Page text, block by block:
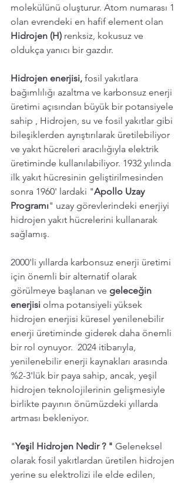
molekülünü oluşturur. Atom numarası 1
olan evrendeki en hafif element olan
Hidrojen (H) renksiz, kokusuz ve
oldukça yanıcı bir gazdır.
Hidrojen enerjisi, fosil yakıtlara
bağımlılığı azaltma ve karbonsuz enerji
üretimi açısından büyük bir potansiyele
sahip , Hidrojen, su ve fosil yakıtlar gibi
bileşiklerden ayrıştırılarak üretilebiliyor
ve yakıt hücreleri aracılığıyla elektrik
üretiminde kullanılabiliyor. 1932 yılında
ilk yakıt hücresinin geliştirilmesinden
sonra 1960' lardaki "Apollo Uzay
Programı" uzay görevlerindeki enerjiyi
hidrojen yakıt hücrelerini kullanarak
sağlamış.
2000'li yıllarda karbonsuz enerji üretimi
için önemli bir alternatif olarak
görülmeye başlanan ve geleceğin
enerjisi olma potansiyeli yüksek
hidrojen enerjisi küresel yenilenebilir
enerji üretiminde giderek daha önemli
bir rol oynuyor.  2024 itibarıyla,
yenilenebilir enerji kaynakları arasında
%2-3'lük bir paya sahip, ancak, yeşil
hidrojen teknolojilerinin gelişmesiyle
birlikte payının önümüzdeki yıllarda
artması bekleniyor.
"Yeşil Hidrojen Nedir ? " Geleneksel
olarak fosil yakıtlardan üretilen hidrojen
yerine su elektrolizi ile elde edilen,